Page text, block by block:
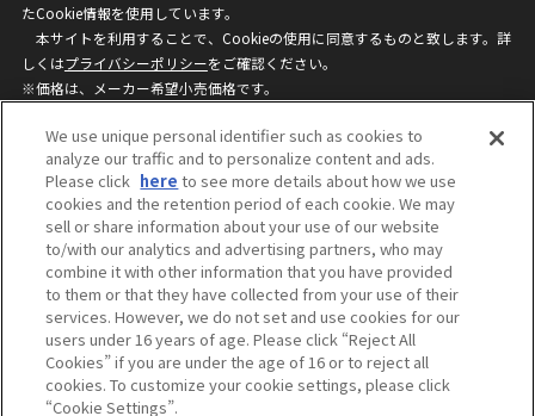
たCookie情報を使用しています。
本サイトを利用することで、Cookieの使用に同意するものと致します。詳
しくはプライバシーポリシーをご確認ください。
※価格は、メーカー希望小売価格です。
ざいますのでご了承ください。
privacypolicy
Do Not Sell or Share My
Personal Information
ウェブサイトご利用条件
ソーシャルメディアポリシー
個人情報保護方針
お問い合わせ
©BANDAI
We use unique personal identifier such as cookies to
analyze our traffic and to personalize content and ads.
Please click here to see more details about how we use
cookies and the retention period of each cookie. We may
sell or share information about your use of our website
to/with our analytics and advertising partners, who may
combine it with other information that you have provided
to them or that they have collected from your use of their
services. However, we do not set and use cookies for our
users under 16 years of age. Please click “Reject All
Cookies” if you are under the age of 16 or to reject all
cookies. To customize your cookie settings, please click
“Cookie Settings”.